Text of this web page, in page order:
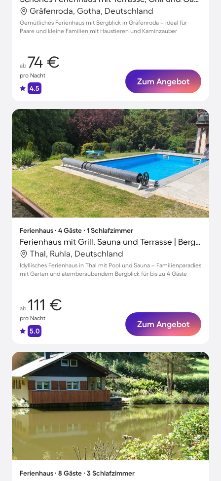
Gräfenroda, Gotha, Deutschland
Gemütliches Ferienhaus mit Bergblick in Gräfenroda – ideal für
Paare und kleine Familien mit Haustieren und Kaminzauber
ab 74 €
pro Nacht
4.5
Zum Angebot
Ferienhaus ∙ 4 Gäste ∙ 1 Schlafzimmer
Ferienhaus mit Grill, Sauna und Terrasse | Bergblick
Thal, Ruhla, Deutschland
Idyllisches Ferienhaus in Thal mit Pool und Sauna – Familienparadies
mit Garten und atemberaubendem Bergblick für bis zu 4 Gäste
ab 111 €
pro Nacht
5.0
Zum Angebot
Ferienhaus ∙ 8 Gäste ∙ 3 Schlafzimmer